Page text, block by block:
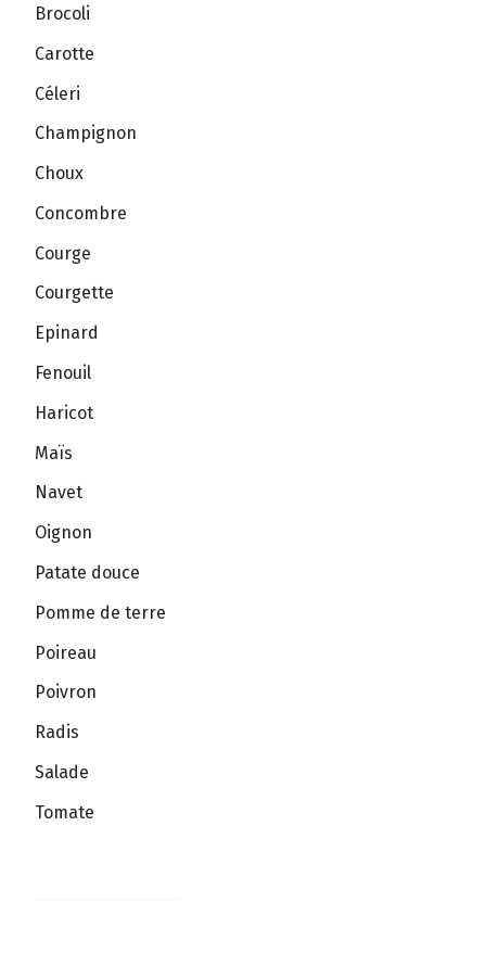
Brocoli
Carotte
Céleri
Champignon
Choux
Concombre
Courge
Courgette
Epinard
Fenouil
Haricot
Maïs
Navet
Oignon
Patate douce
Pomme de terre
Poireau
Poivron
Radis
Salade
Tomate